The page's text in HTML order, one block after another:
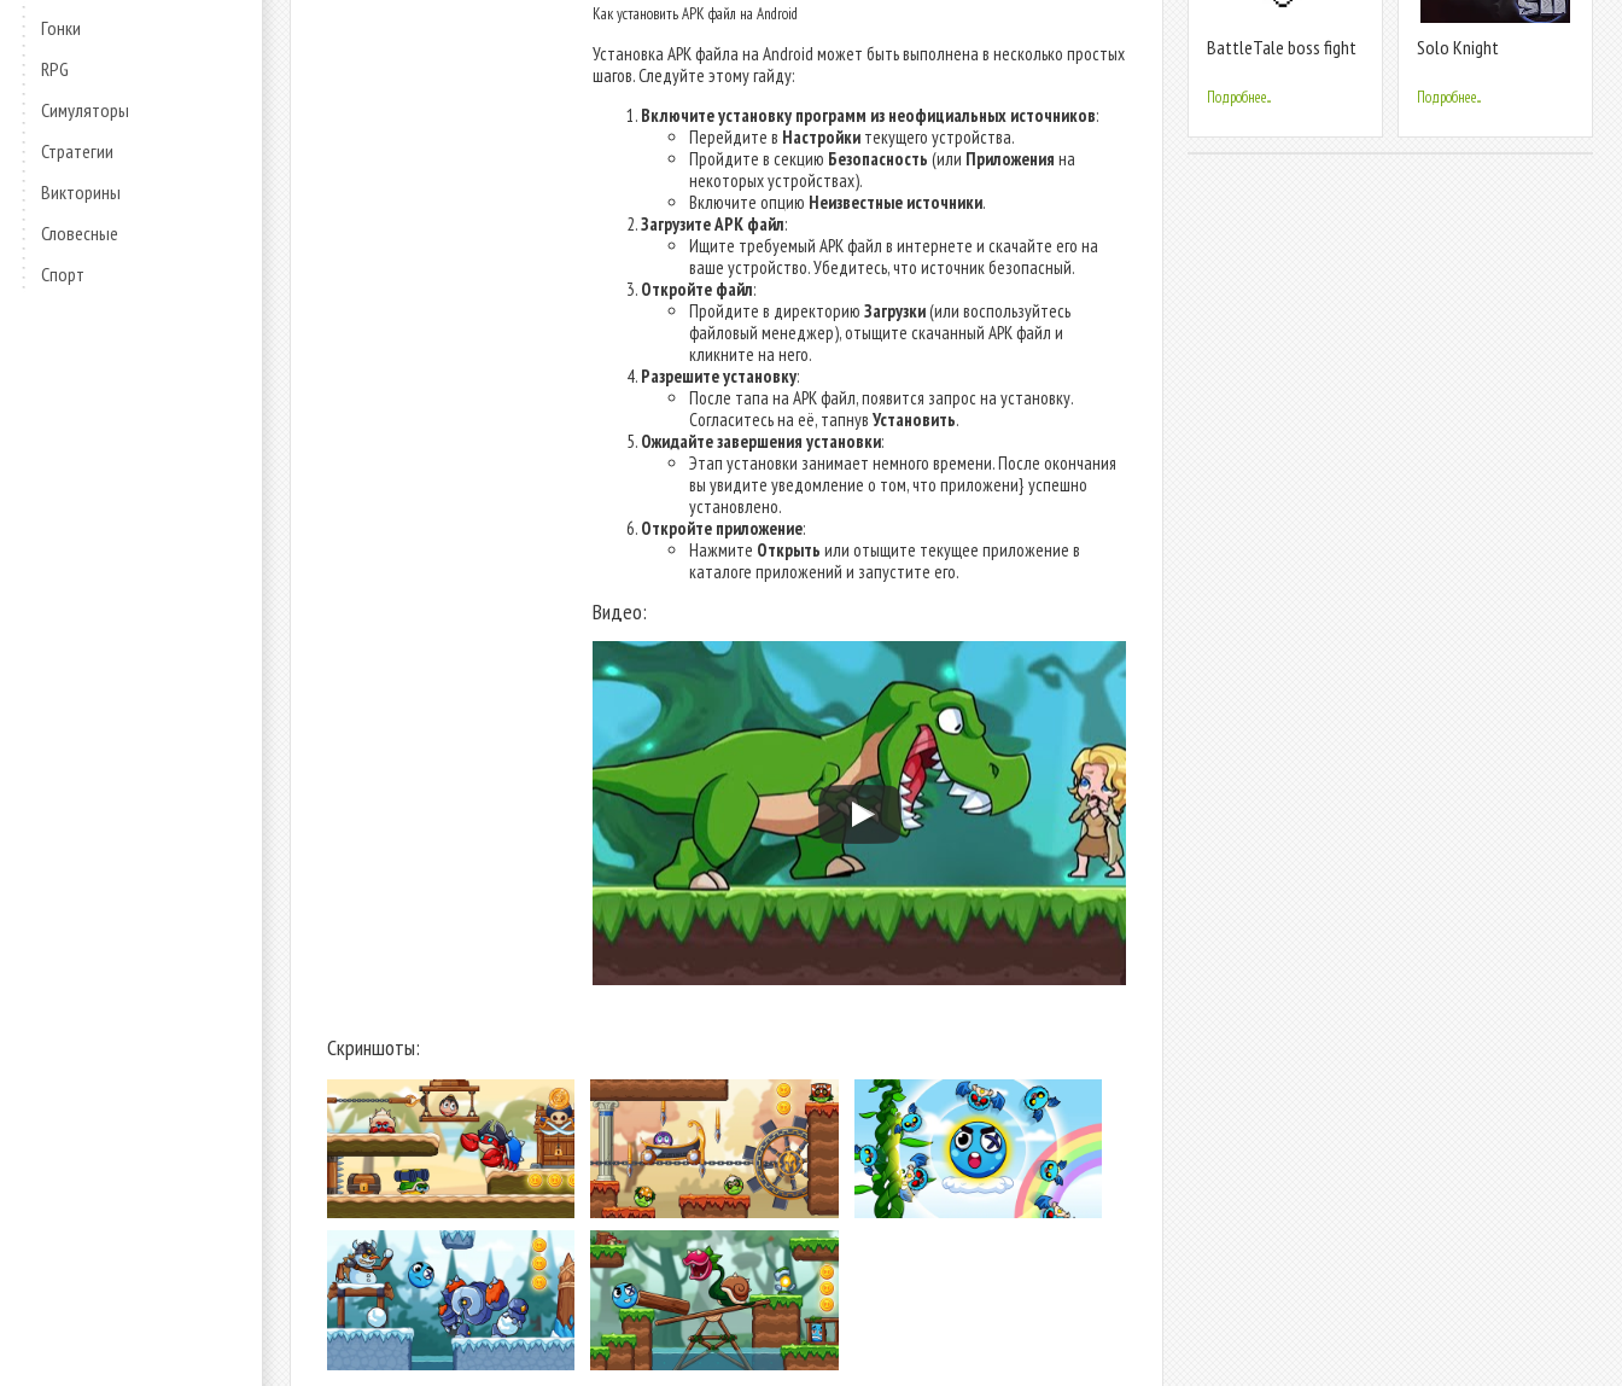
Гонки
RPG
Симуляторы
Стратегии
Викторины
Словесные
Спорт
Как установить APK файл на Android
Установка APK файла на Android может быть выполнена в несколько простых
шагов. Следуйте этому гайду:
Включите установку программ из неофициальных источников:
Перейдите в Настройки текущего устройства.
Пройдите в секцию Безопасность (или Приложения на
некоторых устройствах).
Включите опцию Неизвестные источники.
Загрузите APK файл:
Ищите требуемый APK файл в интернете и скачайте его на
ваше устройство. Убедитесь, что источник безопасный.
Откройте файл:
Пройдите в директорию Загрузки(или воспользуйтесь
файловый менеджер), отыщите скачанный APK файл и
кликните на него.
Разрешите установку:
После тапа на APK файл, появится запрос на установку.
Согласитесь на её, тапнув Установить.
Ожидайте завершения установки:
Этап установки занимает немного времени. После окончания
вы увидите уведомление о том, что приложени} успешно
установлено.
Откройте приложение:
Нажмите Открыть или отыщите текущее приложение в
каталоге приложений и запустите его.
Видео:
Скриншоты:
BattleTale boss fight
Подробнее...
Solo Knight
Подробнее...